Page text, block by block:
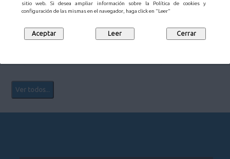
sitio web. Si desea ampliar información sobre la Política de cookies y
configuración de las mismas en el navegador, haga click en "Leer"
Concurso
Ver todos...